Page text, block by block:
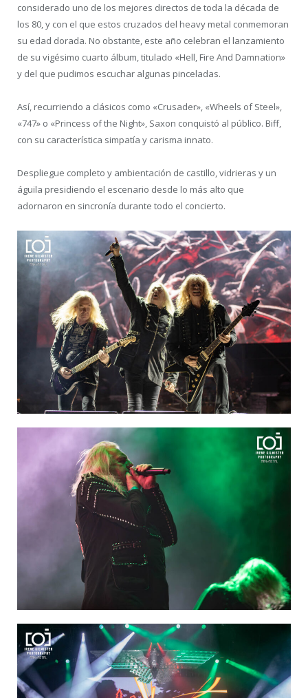
considerado uno de los mejores directos de toda la década de
los 80, y con el que estos cruzados del heavy metal conmemoran
su edad dorada. No obstante, este año celebran el lanzamiento
de su vigésimo cuarto álbum, titulado «Hell, Fire And Damnation»
y del que pudimos escuchar algunas pinceladas.
Así, recurriendo a clásicos como «Crusader», «Wheels of Steel»,
«747» o «Princess of the Night», Saxon conquistó al público. Biff,
con su característica simpatía y carisma innato.
Despliegue completo y ambientación de castillo, vidrieras y un
águila presidiendo el escenario desde lo más alto que
adornaron en sincronía durante todo el concierto.